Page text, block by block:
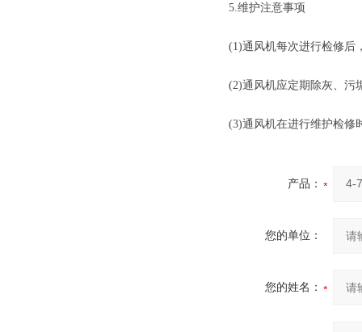
5.维护注意事项
(1)通风机每次进行检修后
(2)通风机应定期除灰、污
(3)通风机在进行维护检修
产品：
您的单位：
您的姓名：